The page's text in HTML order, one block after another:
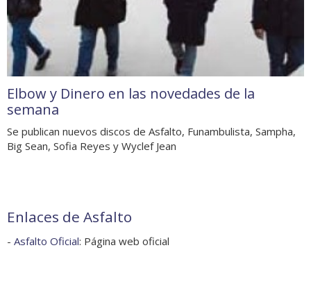
Elbow y Dinero en las novedades de la
semana
Se publican nuevos discos de Asfalto, Funambulista, Sampha,
Big Sean, Sofia Reyes y Wyclef Jean
Enlaces de Asfalto
- Asfalto Oficial: Página web oficial